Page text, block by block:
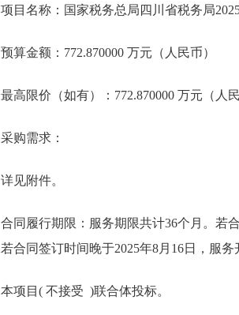
项目名称：国家税务总局四川省税务局
预算金额：772.870000 万元（人民币）
最高限价（如有）：772.870000 万元（人民
采购需求：
详见附件。
合同履行期限：服务期限共计36个月。若
若合同签订时间晚于2025年8月16日，服
本项目( 不接受 )联合体投标。